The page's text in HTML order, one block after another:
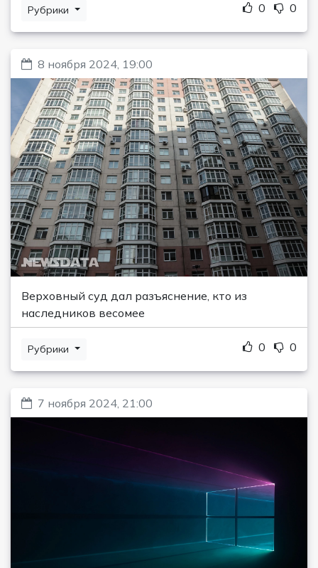
Рубрики 0 0
8 ноября 2024, 19:00
Верховный суд дал разъяснение, кто из
наследников весомее
Рубрики 0 0
7 ноября 2024, 21:00